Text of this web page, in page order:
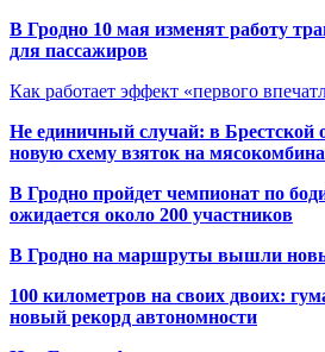
В Гродно 10 мая изменят работу
для пассажиров
Как работает эффект «первого
Не единичный случай: в Брестской
новую схему взяток на
В Гродно пройдет чемпионат по
ожидается около 200 участников
В Гродно на маршруты вышли
100 километров на своих двоих:
новый рекорд автономности